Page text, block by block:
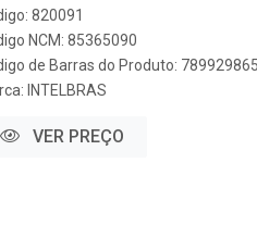
820091
NCM: 85365090
de Barras do Produto:
INTELBRAS
VER PREÇO